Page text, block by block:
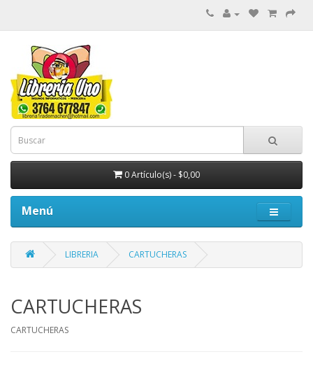
0 Artículo(s) - $0,00
Menú
LIBRERIA CARTUCHERAS
CARTUCHERAS
CARTUCHERAS